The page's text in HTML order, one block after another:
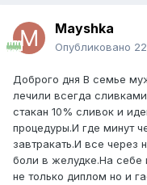
Mayshka
Опубликовано
Доброго дня В семье
лечили всегда
стакан 10% сливок и
процедуры.И где минут
завтракать.И все через
боли в желудке.На себе
не только диплом но и